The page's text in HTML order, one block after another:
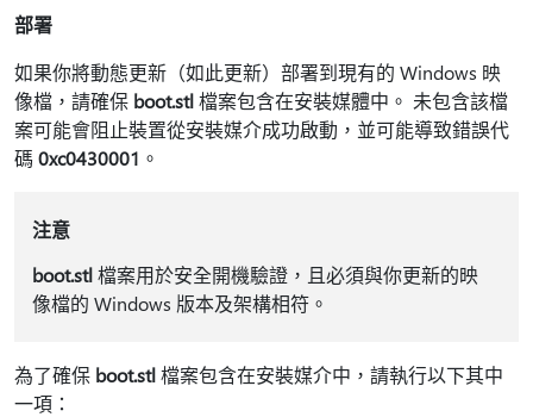
部署
如果你將動態更新（如此更新）部署到現有的 Windows 映
像檔，請確保 boot.stl檔案包含在安裝媒體中。 未包含該檔
案可能會阻止裝置從安裝媒介成功啟動，並可能導致錯誤代
碼 0xc0430001 。
注意
boot.stl檔案用於安全開機驗證，且必須與你更新的映
像檔的 Windows 版本及架構相符。
為了確保 boot.stl檔案包含在安裝媒介中，請執行以下其中
一項：